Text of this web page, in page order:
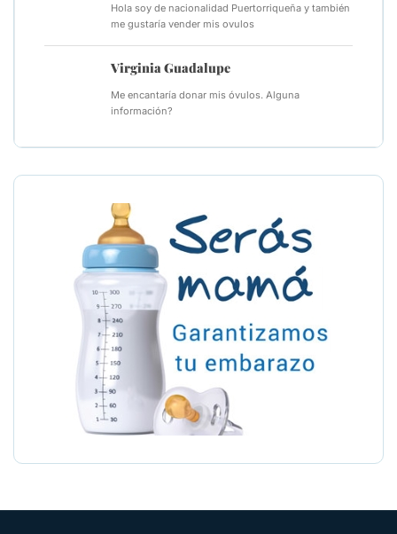
Hola soy de nacionalidad Puertorriqueña y también
me gustaría vender mis ovulos
Virginia Guadalupe
Me encantaría donar mis óvulos. Alguna
información?